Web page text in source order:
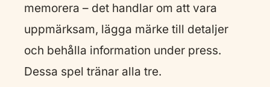
memorera – det handlar om att vara
uppmärksam, lägga märke till detaljer
och behålla information under press.
Dessa spel tränar alla tre.